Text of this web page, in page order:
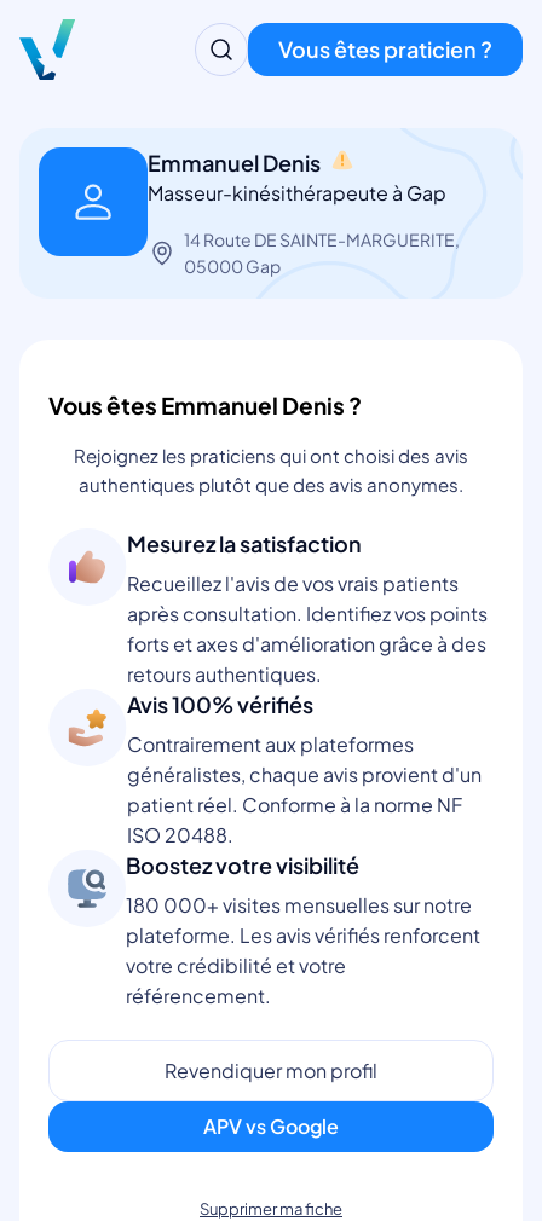
Vous êtes praticien ?
Emmanuel Denis
Masseur-kinésithérapeute à Gap
14 Route DE SAINTE-MARGUERITE,
05000 Gap
Vous êtes Emmanuel Denis ?
Rejoignez les praticiens qui ont choisi des avis
authentiques plutôt que des avis anonymes.
Mesurez la satisfaction
Recueillez l'avis de vos vrais patients
après consultation. Identifiez vos points
forts et axes d'amélioration grâce à des
retours authentiques.
Avis 100% vérifiés
Contrairement aux plateformes
généralistes, chaque avis provient d'un
patient réel. Conforme à la norme NF
ISO 20488.
Boostez votre visibilité
180 000+ visites mensuelles sur notre
plateforme. Les avis vérifiés renforcent
votre crédibilité et votre
référencement.
Revendiquer mon profil
APV vs Google
Supprimer ma fiche